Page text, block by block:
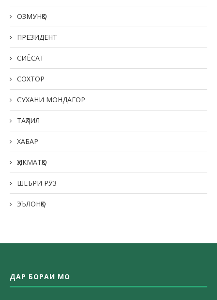
ОЗМУНҲО
ПРЕЗИДЕНТ
СИЁСАТ
СОХТОР
СУХАНИ МОНДАГОР
ТАҲЛИЛ
ХАБАР
ҲИКМАТҲО
ШЕЪРИ РӮЗ
ЭЪЛОНҲО
ДАР БОРАИ МО